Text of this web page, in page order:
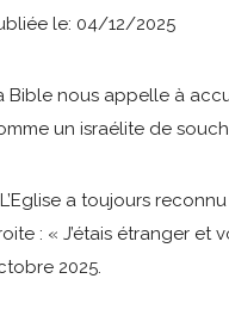
le: 04/12/2025
Bible nous appelle à
un israélite de
a toujours
: « J’étais étranger et
2025.